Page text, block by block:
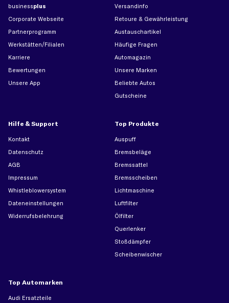
businessplus
Corporate Webseite
Partnerprogramm
Werkstätten/Filialen
Karriere
Bewertungen
Unsere App
Versandinfo
Retoure & Gewährleistung
Austauschartikel
Häufige Fragen
Automagazin
Unsere Marken
Beliebte Autos
Gutscheine
Hilfe & Support
Kontakt
Datenschutz
AGB
Impressum
Whistleblowersystem
Dateneinstellungen
Widerrufsbelehrung
Top Produkte
Auspuff
Bremsbeläge
Bremssattel
Bremsscheiben
Lichtmaschine
Luftfilter
Ölfilter
Querlenker
Stoßdämpfer
Scheibenwischer
Top Automarken
Audi Ersatzteile